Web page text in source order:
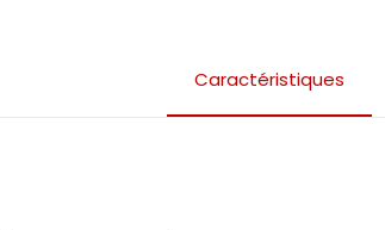
Caractéristiques